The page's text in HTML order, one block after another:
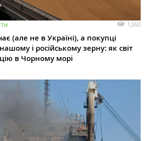
1260
(але не в Україні), а покупці
і російському зерну: як світ
в Чорному морі